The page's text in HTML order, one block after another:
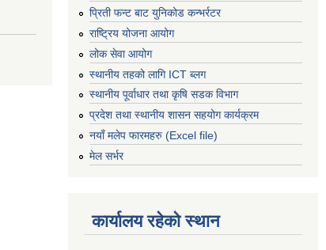
प्रिती फन्ट बाट युनिकोड कन्भर्रटर
राष्ट्रिय योजना आयोग
लोक सेवा आयोग
स्थानीय तहको लागि ICT ब्लग
स्थानीय पूर्वाधार तथा कृषि सडक विभाग
प्रदेश तथा स्थानीय शासन सहयोग कार्यक्रम
नयाँ मलेप फारमहरु (Excel file)
मेल सर्भर
कार्यालय रहेको स्थान